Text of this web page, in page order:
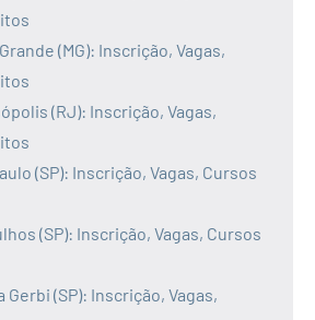
(MG): Inscrição, Vagas,
(RJ): Inscrição, Vagas,
(SP): Inscrição, Vagas, Cursos
(SP): Inscrição, Vagas, Cursos
Gerbi (SP): Inscrição, Vagas,